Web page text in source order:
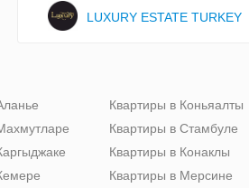
LUXURY ESTATE TURKEY
Квартиры в Коньяалты
Квартиры в Стамбуле
Квартиры в Конаклы
Квартиры в Мерсине